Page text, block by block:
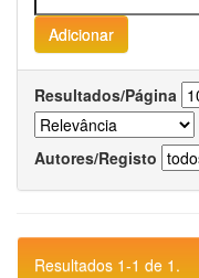
Resultados/Página
Autores/Registo
Resultados 1-1 de 1.